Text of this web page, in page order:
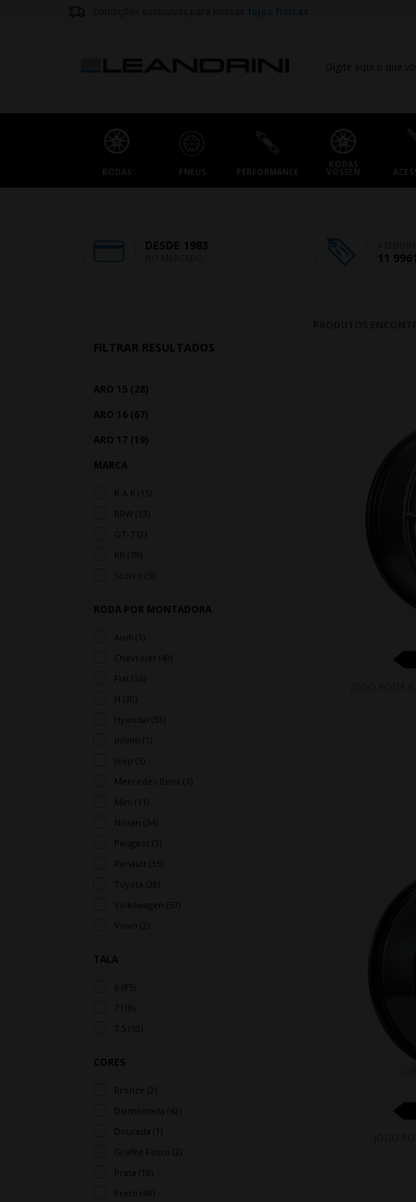
RODAS PNEUS PERFORMANCE
RODAS
VOSSEN
DESDE 1983
11
FILTRAR RESULTADOS
ARO 15 (28)
ARO 16 (67)
ARO 17 (19)
MARCA
B.A.R (15)
BRW (13)
GT-7 (2)
KR (79)
Scorro (5)
RODA POR MONTADORA
Audi (1)
Chevrolet (40)
Fiat (36)
H (30)
Hyundai (33)
Infiniti (1)
Jeep (3)
Mercedes Benz (1)
Mini (11)
Nissan (34)
Peugeot (3)
Renault (35)
Toyota (38)
Volkswagen (57)
TALA
7 (18)
7.5 (10)
CORES
Bronze (2)
Diamantada (42)
Dourada (1)
Grafite Fosco (2)
Prata (18)
Preto (49)